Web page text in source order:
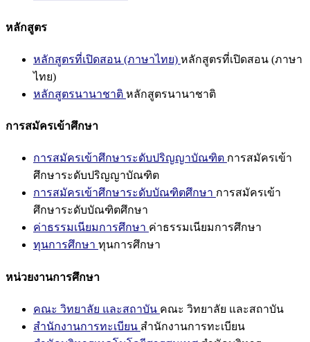
หลักสูตร
หลักสูตรที่เปิดสอน (ภาษาไทย) หลักสูตรที่เปิดสอน (ภาษา
ไทย)
หลักสูตรนานาชาติ หลักสูตรนานาชาติ
การสมัครเข้าศึกษา
การสมัครเข้าศึกษาระดับปริญญาบัณฑิต การสมัครเข้า
ศึกษาระดับปริญญาบัณฑิต
การสมัครเข้าศึกษาระดับบัณฑิตศึกษา การสมัครเข้า
ศึกษาระดับบัณฑิตศึกษา
ค่าธรรมเนียมการศึกษา ค่าธรรมเนียมการศึกษา
ทุนการศึกษา ทุนการศึกษา
หน่วยงานการศึกษา
คณะ วิทยาลัย และสถาบัน คณะ วิทยาลัย และสถาบัน
สำนักงานการทะเบียน สำนักงานการทะเบียน